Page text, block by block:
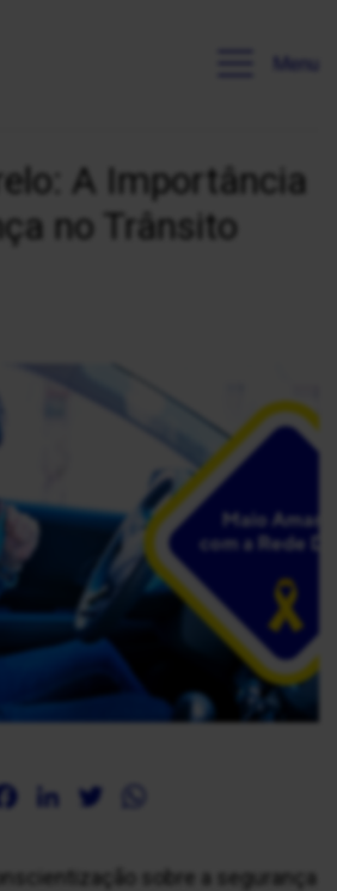
Menu
A Importância
no Trânsito
FacebookLinkedInTwitter
sobre a segurança